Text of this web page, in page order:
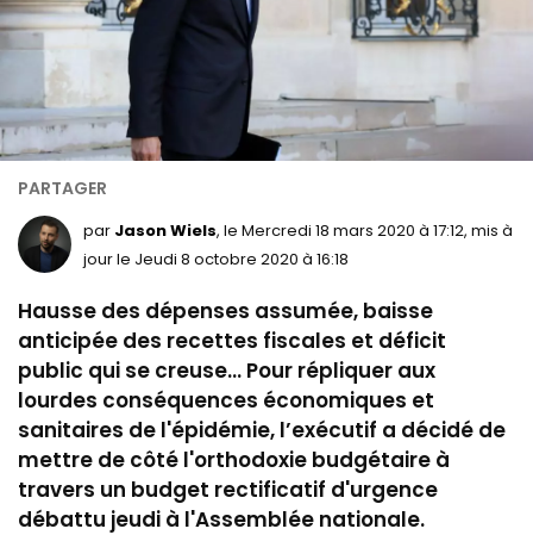
par Jason Wiels, le Mercredi 18 mars 2020 à 17:12, mis à
jour le Jeudi 8 octobre 2020 à 16:18
Hausse des dépenses assumée, baisse
anticipée des recettes fiscales et déficit
public qui se creuse... Pour répliquer aux
lourdes conséquences économiques et
sanitaires de l'épidémie, l’exécutif a décidé de
mettre de côté l'orthodoxie budgétaire à
travers un budget rectificatif d'urgence
débattu jeudi à l'Assemblée nationale.